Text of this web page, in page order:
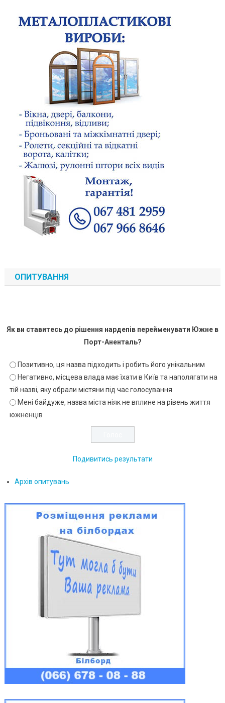
ОПИТУВАННЯ
Як ви ставитесь до рішення нардепів перейменувати Южне в
Порт-Аненталь?
Позитивно, ця назва підходить і робить його унікальним
Негативно, місцева влада має їхати в Київ та наполягати на
тій назві, яку обрали містяни під час голосування
Мені байдуже, назва міста ніяк не вплине на рівень життя
южненців
Подивитись результати
Архів опитувань